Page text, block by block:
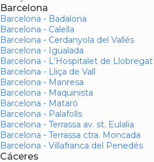
Barcelona
Barcelona - Badalona
Barcelona - Calella
Barcelona - Cerdanyola del Vallés
Barcelona - Igualada
Barcelona - L'Hospitalet de Llobregat
Barcelona - Lliça de Vall
Barcelona - Manresa
Barcelona - Maquinista
Barcelona - Mataró
Barcelona - Palafolls
Barcelona - Terrassa av. st. Eulalia
Barcelona - Terrassa ctra. Moncada
Barcelona - Villafranca del Penedés
Cáceres